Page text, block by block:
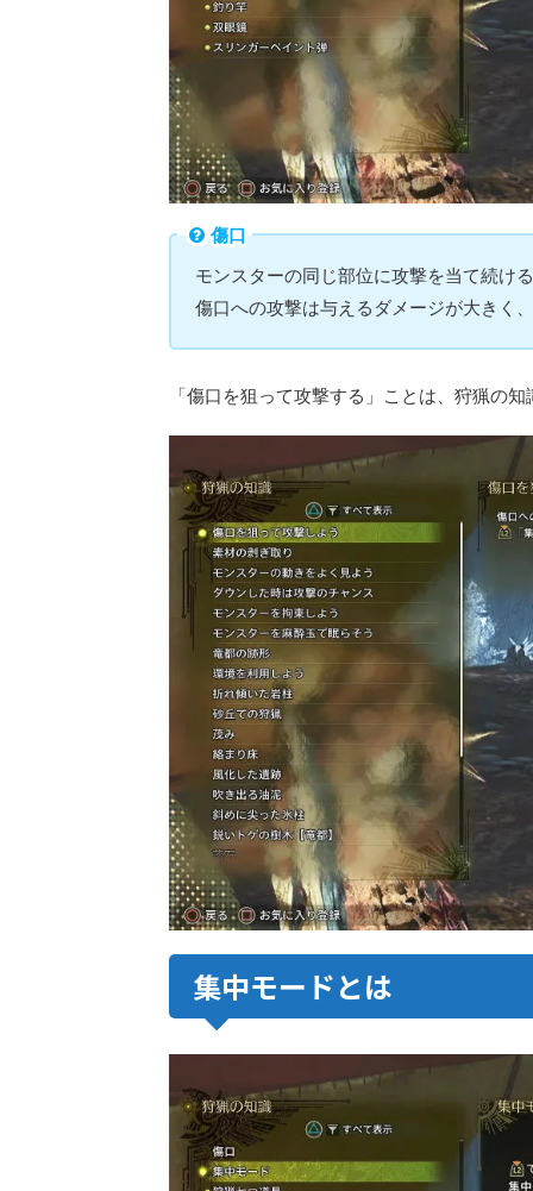
傷口
モンスターの同じ部位に攻撃を当て続け
傷口への攻撃は与えるダメージが大きく
「傷口を狙って攻撃する」ことは、狩猟の
集中モードとは